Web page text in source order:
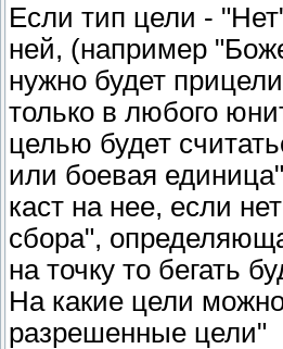
Если тип цели -
ней, (например
нужно будет
только в любого
целью будет
или боевая
каст на нее, если
сбора",
на точку то бегать
На какие цели
разрешенные цели"